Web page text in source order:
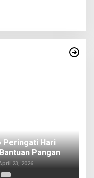
Peringati Hari
Pangan
23, 2026